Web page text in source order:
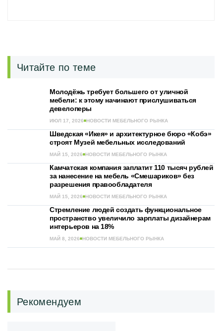
Читайте по теме
Молодёжь требует большего от уличной
мебели: к этому начинают прислушиваться
девелоперы
ИЮЛ 17, 2026 НОВОСТИ МЕБЕЛЬНОГО РЫНКА
Шведская «Икея» и архитектурное бюро «Кобэ»
строят Музей мебельных исследований
МАЙ 15, 2026 НОВОСТИ МЕБЕЛЬНОГО РЫНКА
Камчатская компания заплатит 110 тысяч рублей
за нанесение на мебель «Смешариков» без
разрешения правообладателя
МАЙ 15, 2026 НОВОСТИ МЕБЕЛЬНОГО РЫНКА
Стремление людей создать функциональное
пространство увеличило зарплаты дизайнерам
интерьеров на 18%
МАЙ 8, 2026 НОВОСТИ МЕБЕЛЬНОГО РЫНКА
Рекомендуем